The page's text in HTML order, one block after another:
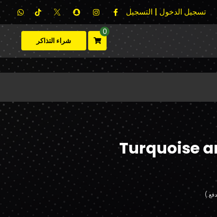
تسجيل الدخول | التسجيل
0
شراء التذاكر
Turquoise